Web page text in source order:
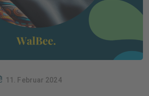
11. Februar 2024